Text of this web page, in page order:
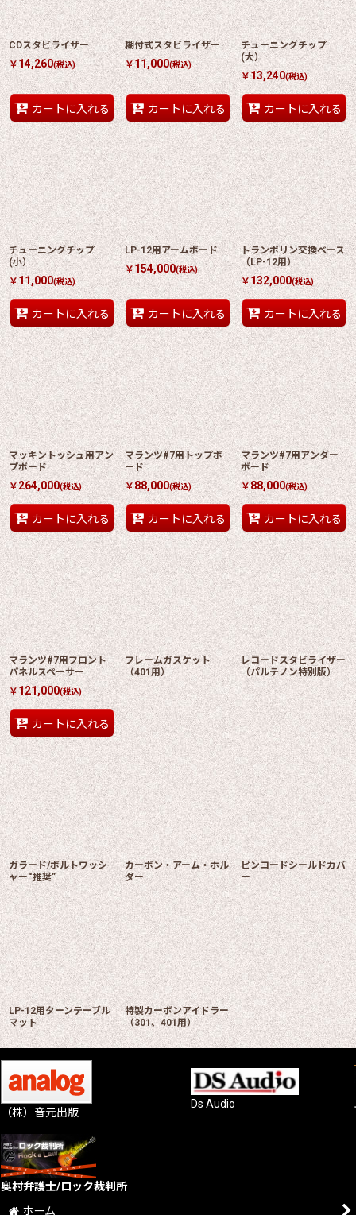
CDスタビライザー
￥ 14,260(税込)
カートに入れる
糊付式スタビライザー
￥11,000(税込)
カートに入れる
チューニングチップ
(大）
￥13,240(税込)
カートに入れる
チューニングチップ
(小）
￥11,000(税込)
カートに入れる
LP-12用アームボード
￥154,000(税込)
カートに入れる
トランポリン交換ベース
（LP-12用）
￥132,000(税込)
カートに入れる
マッキントッシュ用アン
プボード
￥264,000(税込)
カートに入れる
マランツ#7用トップボ
ード
￥88,000(税込)
カートに入れる
マランツ#7用アンダー
ボード
￥88,000(税込)
カートに入れる
マランツ#7用フロント
パネルスペーサー
￥ 121,000(税込)
カートに入れる
フレームガスケット
（401用）
レコードスタビライザー
（パルテノン特別版）
ガラード/ボルトワッシ
ャー“推奨”
カーボン・アーム・ホル
ダー
ピンコードシールドカバ
ー
LP-12用ターンテーブル
マット
特製カーボンアイドラー
（301、401用）
（株）音元出版
Ds Audio
奥村弁護士/ロック裁判所
ホーム